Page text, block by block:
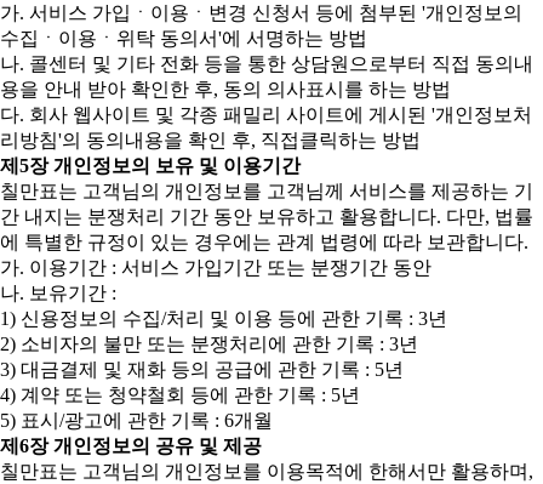
가. 서비스 가입ㆍ이용ㆍ변경 신청서 등에 첨부된 '개인정보의
수집ㆍ이용ㆍ위탁 동의서'에 서명하는 방법
나. 콜센터 및 기타 전화 등을 통한 상담원으로부터 직접 동의내
용을 안내 받아 확인한 후, 동의 의사표시를 하는 방법
다. 회사 웹사이트 및 각종 패밀리 사이트에 게시된 '개인정보처
리방침'의 동의내용을 확인 후, 직접클릭하는 방법
제5장 개인정보의 보유 및 이용기간
칠만표는 고객님의 개인정보를 고객님께 서비스를 제공하는 기
간 내지는 분쟁처리 기간 동안 보유하고 활용합니다. 다만, 법률
에 특별한 규정이 있는 경우에는 관계 법령에 따라 보관합니다.
가. 이용기간 : 서비스 가입기간 또는 분쟁기간 동안
나. 보유기간 :
1) 신용정보의 수집/처리 및 이용 등에 관한 기록 : 3년
2) 소비자의 불만 또는 분쟁처리에 관한 기록 : 3년
3) 대금결제 및 재화 등의 공급에 관한 기록 : 5년
4) 계약 또는 청약철회 등에 관한 기록 : 5년
5) 표시/광고에 관한 기록 : 6개월
제6장 개인정보의 공유 및 제공
칠만표는 고객님의 개인정보를 이용목적에 한해서만 활용하며,